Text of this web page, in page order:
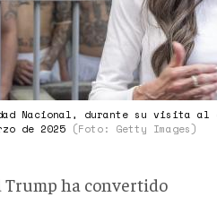
Nacional, durante su visita al
de 2025 (Foto: Getty Images)
Trump ha convertido